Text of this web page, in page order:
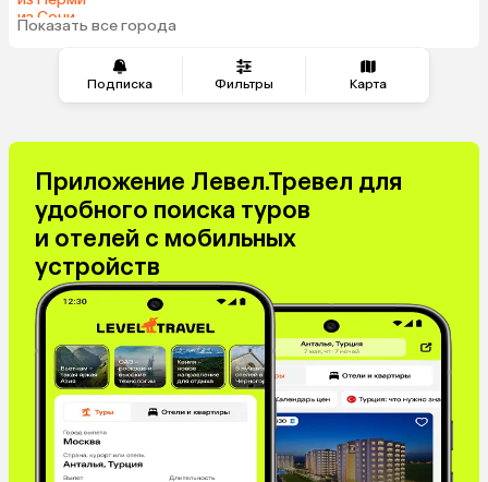
Подписка Фильтры Карта
Япония
Сербия
Кипр
Малайзия
Южная Корея
Израиль
Гонконг
Венесуэла
Саудовская Аравия
Бахрейн
Куба
Греция
Италия
Испания
Венгрия
Болгария
из Сочи
из Челябинска
Показать все города
Приложение Левел.Тревел для
удобного поиска туров
и отелей с мобильных
устройств